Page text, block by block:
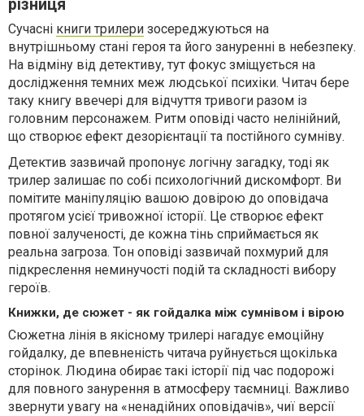
різниця
Сучасні книги трилери зосереджуються на
внутрішньому стані героя та його зануренні в небезпеку.
На відміну від детективу, тут фокус зміщується на
дослідження темних меж людської психіки. Читач бере
таку книгу ввечері для відчуття тривоги разом із
головним персонажем. Ритм оповіді часто нелінійний,
що створює ефект дезорієнтації та постійного сумніву.
Детектив зазвичай пропонує логічну загадку, тоді як
трилер залишає по собі психологічний дискомфорт. Ви
помітите маніпуляцію вашою довірою до оповідача
протягом усієї тривожної історії. Це створює ефект
повної залученості, де кожна тінь сприймається як
реальна загроза. Тон оповіді зазвичай похмурий для
підкреслення неминучості подій та складності вибору
героїв.
Книжки, де сюжет - як гойдалка між сумнівом і вірою
Сюжетна лінія в якісному трилері нагадує емоційну
гойдалку, де впевненість читача руйнується щокілька
сторінок. Людина обирає такі історії під час подорожі
для повного занурення в атмосферу таємниці. Важливо
звернути увагу на «ненадійних оповідачів», чиї версії